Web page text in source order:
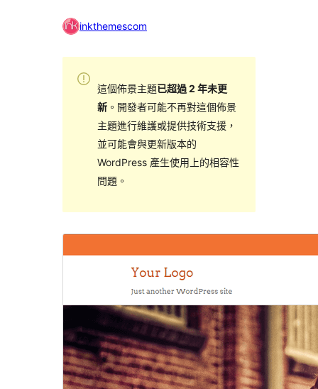
inkthemescom
這個佈景主題已超過 2 年未更
新。開發者可能不再對這個佈景
主題進行維護或提供技術支援，
並可能會與更新版本的
WordPress 產生使用上的相容性
問題。